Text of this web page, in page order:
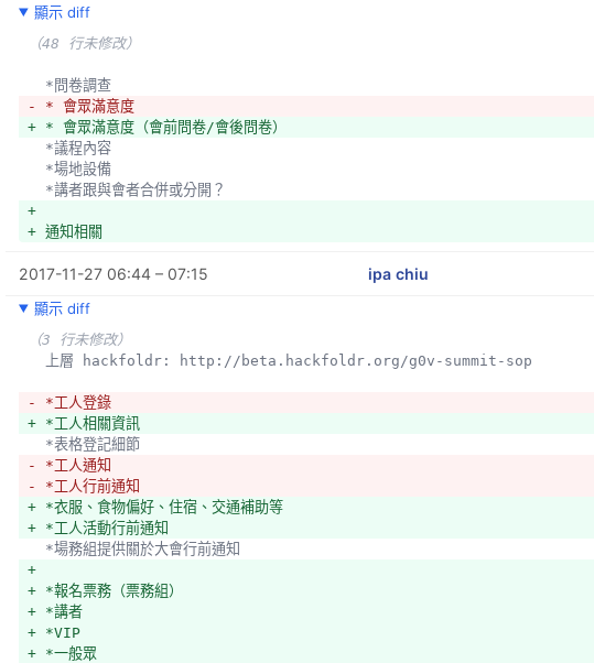
顯示 diff
（48 行未修改）
  *問卷調查
- * 會眾滿意度
+ * 會眾滿意度（會前問卷/會後問卷）
  *議程內容
  *場地設備
  *講者跟與會者合併或分開？
+
+ 通知相關
2017-11-27 06:44 – 07:15 ipa chiu
顯示 diff
（3 行未修改）
  上層 hackfoldr: http://beta.hackfoldr.org/g0v-summit-sop
- *工人登錄
+ *工人相關資訊
  *表格登記細節
- *工人通知
- *工人行前通知
+ *衣服、食物偏好、住宿、交通補助等
+ *工人活動行前通知
  *場務組提供關於大會行前通知
+
+ *報名票務（票務組）
+ *講者
+ *VIP
+ *一般眾